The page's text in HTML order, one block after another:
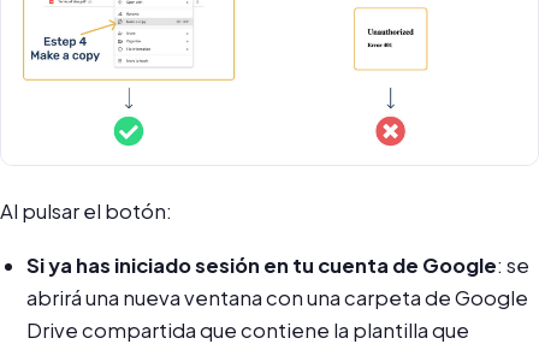
Al pulsar el botón:
Si ya has iniciado sesión en tu cuenta de Google: se
abrirá una nueva ventana con una carpeta de Google
Drive compartida que contiene la plantilla que